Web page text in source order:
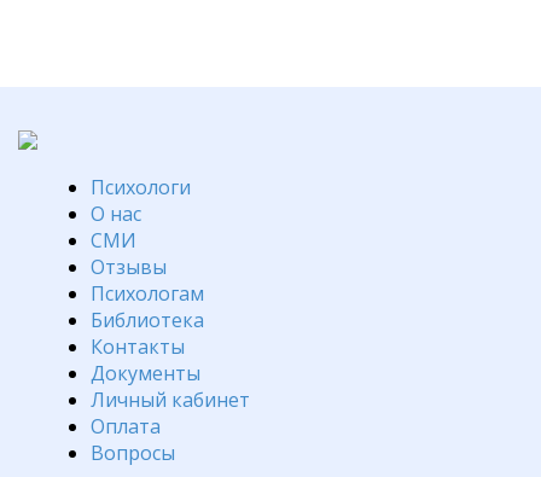
Психологи
О нас
СМИ
Отзывы
Психологам
Библиотека
Контакты
Документы
Личный кабинет
Оплата
Вопросы